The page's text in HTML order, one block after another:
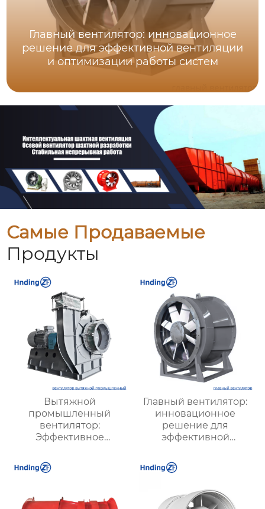
Главный вентилятор: инновационное
решение для эффективной вентиляции
и оптимизации работы систем
Самые Продаваемые
Продукты
Вытяжной
промышленный
вентилятор:
Эффективное
надежной вентиляции
Главный вентилятор:
инновационное
решение для
эффективной
оптимизации работы